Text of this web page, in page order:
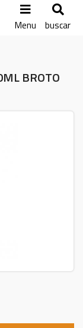
Menu buscar
BROTO